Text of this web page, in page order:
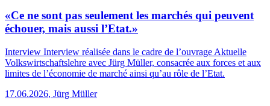
«Ce ne sont pas seulement les marchés qui peuvent
échouer, mais aussi l’Etat.»
Interview Interview réalisée dans le cadre de l’ouvrage Aktuelle
Volkswirtschaftslehre avec Jürg Müller, consacrée aux forces et aux
limites de l’économie de marché ainsi qu’au rôle de l’Etat.
17.06.2026, Jürg Müller